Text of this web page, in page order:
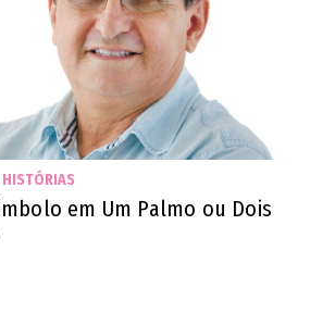
em Um Palmo ou Dois